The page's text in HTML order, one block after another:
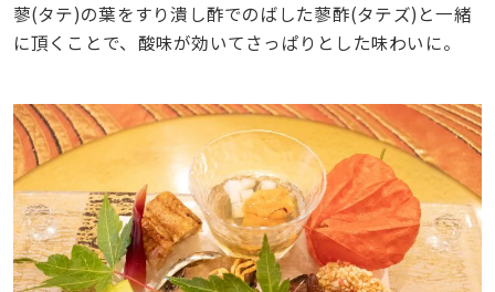
蓼(タテ)の葉をすり潰し酢でのばした蓼酢(タテズ)と一緒
に頂くことで、酸味が効いてさっぱりとした味わいに。